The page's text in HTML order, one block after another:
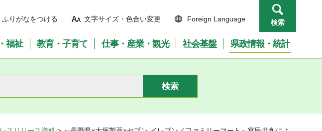
ふりがなをつける 文字サイズ・色合い変更 Foreign Language 検索
福祉 教育・子育て 仕事・産業・観光 社会基盤 県政情報・統計